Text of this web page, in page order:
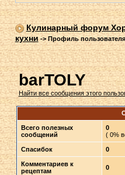
Кулинарный форум
кухни->Профиль пользователя
barTOLY
Найти все сообщения этого
Всего полезных
сообщений
0
( 0%
Спасибок 0
Комментариев к
рецептам
0